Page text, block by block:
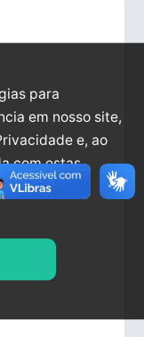
para
em nosso site,
e, ao
com estas